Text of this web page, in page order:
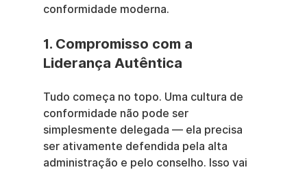
conformidade moderna.
1. Compromisso com a
Liderança Autêntica
Tudo começa no topo. Uma cultura de
conformidade não pode ser
simplesmente delegada — ela precisa
ser ativamente defendida pela alta
administração e pelo conselho. Isso vai